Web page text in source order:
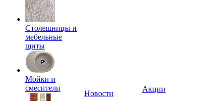
Столешницы и
мебельные
щиты
Мойки и
смесители
Новости
Акции